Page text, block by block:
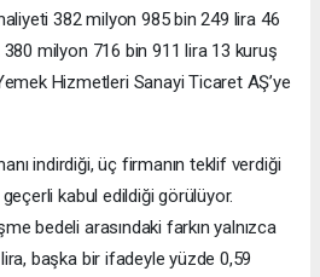
382 milyon 985 bin 249 lira 46
milyon 716 bin 911 lira 13 kuruş
Hizmetleri Sanayi Ticaret AŞ’ye
indirdiği, üç firmanın teklif verdiği
kabul edildiği görülüyor.
bedeli arasındaki farkın yalnızca
başka bir ifadeyle yüzde 0,59